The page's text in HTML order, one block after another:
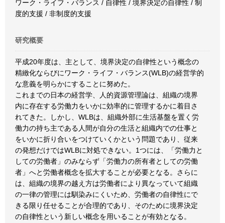
ワーク・ライフ・バランス / 自律性 / 境界決定の自律性 / 制
度的支援 / 非制度的支援
研究概要
平成20年度は、主として、境界決定の自律性という概念の
精緻化ならびにワーク・ライフ・バランス(WLB)の経営学的
な意義を明らかにすることに努めた。
これまでの日本の経営学、人的資源管理論は、組織の境界
内に存在する労働力をいかに効率的に管理するかに着目さ
れてきた。しかし、WLBは、組織外部に生活基盤を置く労
働力の持ち主である人間が自分の生活と組織内での仕事と
をいかに折り合いをつけていくかという問題であり、従来
の発想だけではWLBに対処できない。1つには、「労働力と
しての労働者」のみならず「労働力の所有者としての労働
者」へと労働者概念を拡大することが必要となる。さらに
は、組織の境界の越え方は労働者により異なっていて組織
の一律の管理には馴染みにくいため、労働者の自律性にで
きる限り任せることが合理的であり、そのために境界決定
の自律性という新しい概念を用いることが有効となる。